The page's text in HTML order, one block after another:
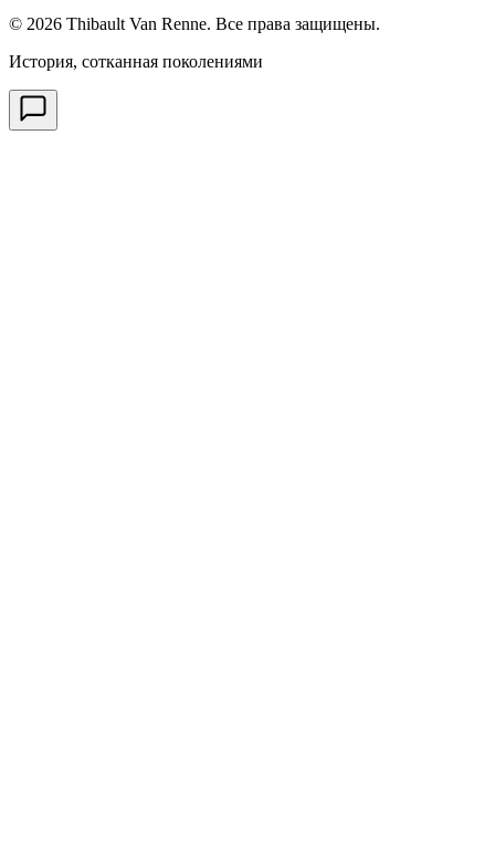
© 2026 Thibault Van Renne. Все права защищены.
История, сотканная поколениями